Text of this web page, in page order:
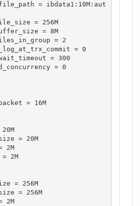
= ibdata1:10M:aut
= 256M
= 8M
= 2
= 0
= 300
= 0
= 16M
= 20M
2M
2M
= 256M
= 256M
2M